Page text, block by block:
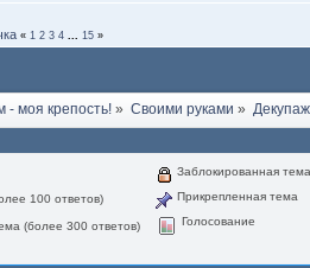
« 1 2 3 4 ... 15 »
- моя крепость!» Своими руками » Декупаж
100 ответов)
(более 300 ответов)
Заблокированная тема
Прикрепленная тема
Голосование